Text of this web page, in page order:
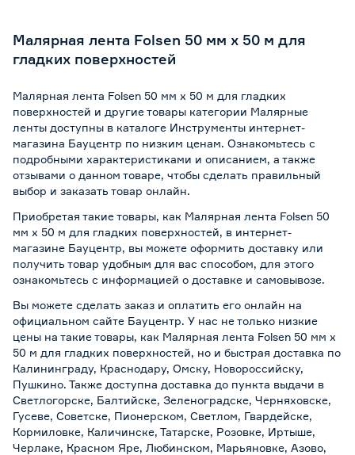
Малярная лента Folsen 50 мм x 50 м для
гладких поверхностей
Малярная лента Folsen 50 мм x 50 м для гладких
поверхностей и другие товары категории Малярные
ленты доступны в каталоге Инструменты интернет-
магазина Бауцентр по низким ценам. Ознакомьтесь с
подробными характеристиками и описанием, а также
отзывами о данном товаре, чтобы сделать правильный
выбор и заказать товар онлайн.
Приобретая такие товары, как Малярная лента Folsen 50
мм x 50 м для гладких поверхностей, в интернет-
магазине Бауцентр, вы можете оформить доставку или
получить товар удобным для вас способом, для этого
ознакомьтесь с информацией о доставке и самовывозе.
Вы можете сделать заказ и оплатить его онлайн на
официальном сайте Бауцентр. У нас не только низкие
цены на такие товары, как Малярная лента Folsen 50 мм x
50 м для гладких поверхностей, но и быстрая доставка по
Калининграду, Краснодару, Омску, Новороссийску,
Пушкино. Также доступна доставка до пункта выдачи в
Светлогорске, Балтийске, Зеленоградске, Черняховске,
Гусеве, Советске, Пионерском, Светлом, Гвардейске,
Кормиловке, Каличинске, Татарске, Розовке, Иртыше,
Черлаке, Красном Яре, Любинском, Марьяновке, Азово,